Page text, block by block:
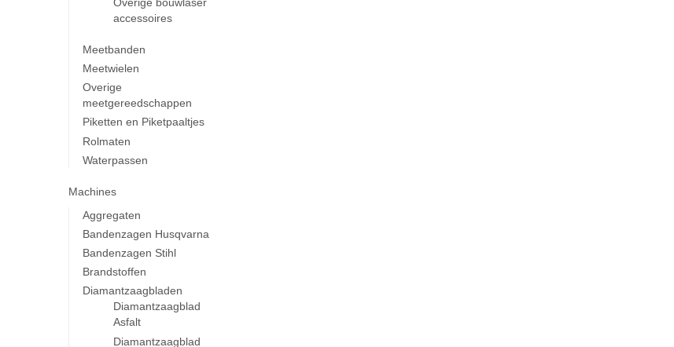
accessoires
Meetbanden
Meetwielen
Overige
meetgereedschappen
Piketten en Piketpaaltjes
Rolmaten
Waterpassen
Machines
Aggregaten
Bandenzagen Husqvarna
Bandenzagen Stihl
Brandstoffen
Diamantzaagbladen
Diamantzaagblad
Asfalt
Diamantzaagblad